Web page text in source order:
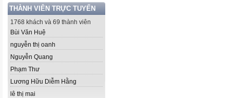
THÀNH VIÊN TRỰC TUYẾN
1768 khách và 69 thành viên
Bùi Văn Huệ
nguyễn thị oanh
Nguyễn Quang
Phạm Thư
Lương Hữu Diễm Hằng
lê thị mai